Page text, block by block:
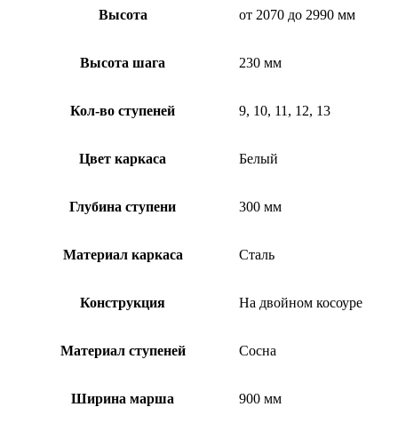
Высота от 2070 до 2990 мм
Высота шага 230 мм
Кол-во ступеней 9, 10, 11, 12, 13
Цвет каркаса Белый
Глубина ступени 300 мм
Материал каркаса Сталь
Конструкция На двойном косоуре
Материал ступеней Сосна
Ширина марша 900 мм